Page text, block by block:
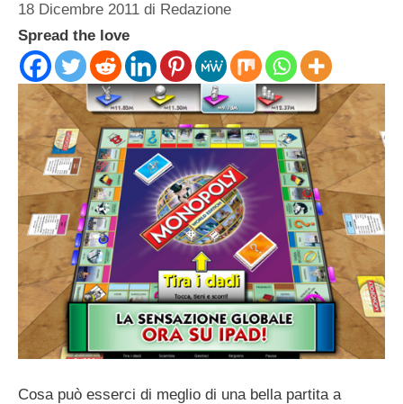
18 Dicembre 2011 di Redazione
Spread the love
Cosa può esserci di meglio di una bella partita a